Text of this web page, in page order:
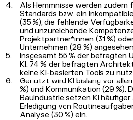
Als Hemmnisse werden zudem
Standards bzw. ein
(35 %), die fehlende
und unzureichende
Projektpartner*innen (31 %)
Unternehmen (28 %)
Insgesamt 55 % der befragten
KI. 74 % der befragten
keine KI-basierten Tools zu
Genutzt wird KI bislang vor
%) und Kommunikation (29 %).
Bauindustrie setzen KI häufiger
Erledigung von
Analyse (30 %) ein.